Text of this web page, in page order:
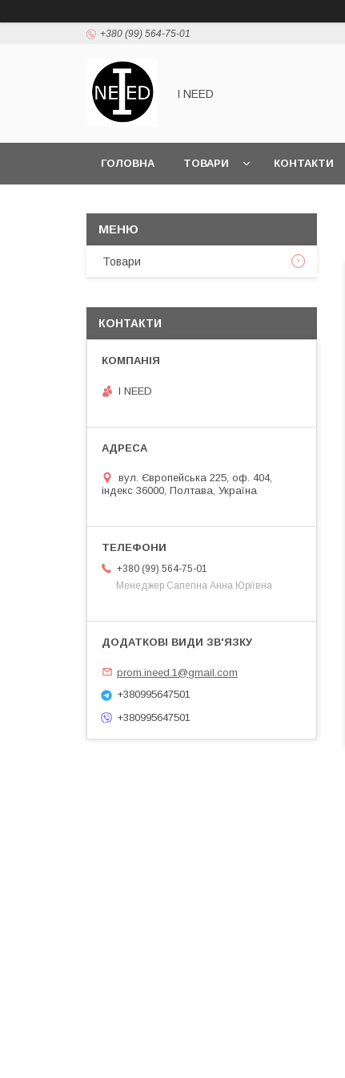
+380 (99) 564-75-01
I NEED
ГОЛОВНА ТОВАРИ КОНТАКТИ
Товари
КОНТАКТИ
I NEED
вул. Європейська 225, оф. 404,
індекс 36000, Полтава, Україна
+380 (99) 564-75-01
Менеджер Сапегіна Анна Юріївна
prom.ineed.1@gmail.com
+380995647501
+380995647501